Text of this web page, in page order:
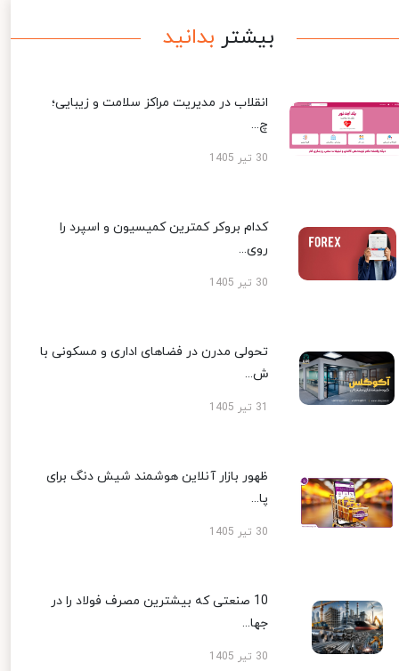
بیشتر بدانید
انقلاب در مدیریت مراکز سلامت و زیبایی؛
چ...
30 تیر 1405
کدام بروکر کمترین کمیسیون و اسپرد را
روی...
30 تیر 1405
تحولی مدرن در فضاهای اداری و مسکونی با
ش...
ظهور بازار آنلاین هوشمند شیش دنگ برای
پا...
30 تیر 1405
10 صنعتی که بیشترین مصرف فولاد را در
جها...
30 تیر 1405